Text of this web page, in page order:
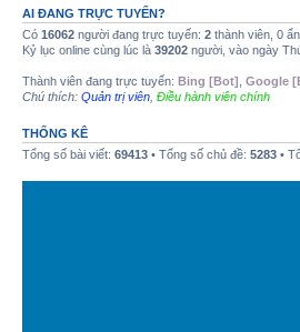
AI ĐANG TRỰC TUYẾN?
Có 16062 người đang trực tuyến: 2 thành viên, 0
Kỷ lục online cùng lúc là 39202 người, vào ngày
Thành viên đang trực tuyến: Bing [Bot] Google
Chú thích: Quản trị viên Điều hành viên chính
THỐNG KÊ
Tổng số bài viết: 69413 • Tổng số chủ đề: 5283 •